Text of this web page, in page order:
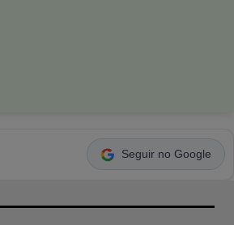
Seguir no Google